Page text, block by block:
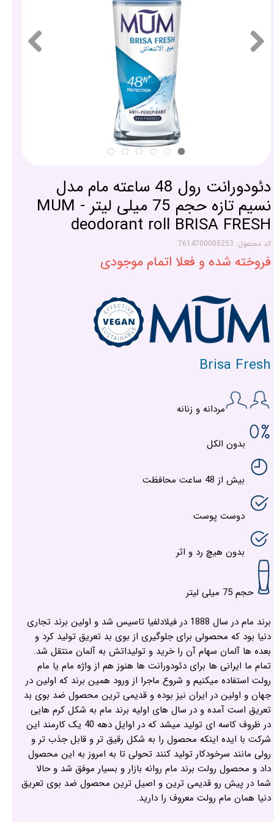
دئودورانت رول 48 ساعته مام مدل
نسیم تازه حجم 75 میلی لیتر - MUM
deodorant roll BRISA FRESH
کد محصول: 7614700005253
فروخته شده و فعلا اتمام موجودی
Brisa Fresh
مردانه و زنانه
بدون الکل
بیش از 48 ساعت محافظت
دوست پوست
بدون هیچ رد و اثر
حجم 75 میلی لیتر
برند مام در سال 1888 در فیلادلفیا تاسیس شد و اولین برند تجاری
دنیا بود که محصولی برای جلوگیری از بوی بد تعریق تولید کرد و
بعده ها آلمان سهام آن را خرید و تولیداتش به آلمان منتقل شد.
تمام ما ایرانی ها برای دئودورانت ها هنوز هم از واژه مام یا مام
رولت استفاده میکنیم و شروع ماجرا از ورود همین برند که اولین در
جهان و اولین در ایران نیز بوده و قدیمی ترین محصول ضد بوی بد
تعریق است آمده و در سال های اولیه برند مام به شکل کرم هایی
در ظروف کاسه ای تولید میشد که در اوایل دهه 40 یک کارمند این
شرکت با ایده اینکه محصول را به شکل رقیق تر و قابل جذب تر و
رولی مانند سرخودکار تولید کنند تحولی تا به امروز به این محصول
داد و محصول رولت برند مام روانه بازار و بسیار موفق شد و حالا
شما در پیش رو قدیمی ترین و اصیل ترین محصول ضد بوی تعریق
دنیا همان مام رولت معروف را دارید.